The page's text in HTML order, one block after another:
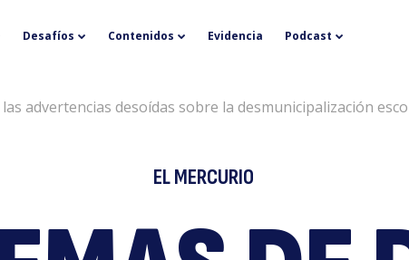
Desafíos Contenidos Evidencia Podcast
las advertencias desoídas sobre la desmunicipalización
EL MERCURIO